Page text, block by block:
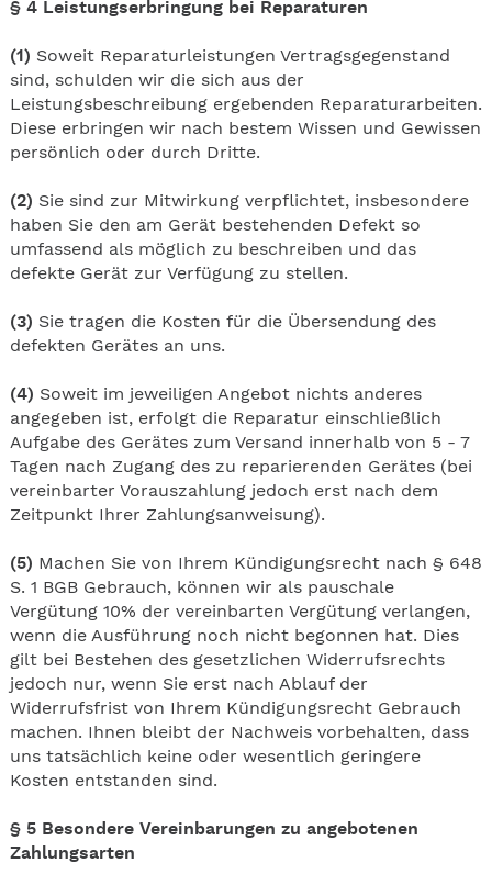
§ 4 Leistungserbringung bei Reparaturen
(1) Soweit Reparaturleistungen Vertragsgegenstand
sind, schulden wir die sich aus der
Leistungsbeschreibung ergebenden Reparaturarbeiten.
Diese erbringen wir nach bestem Wissen und Gewissen
persönlich oder durch Dritte.
(2) Sie sind zur Mitwirkung verpflichtet, insbesondere
haben Sie den am Gerät bestehenden Defekt so
umfassend als möglich zu beschreiben und das
defekte Gerät zur Verfügung zu stellen.
(3) Sie tragen die Kosten für die Übersendung des
defekten Gerätes an uns.
(4) Soweit im jeweiligen Angebot nichts anderes
angegeben ist, erfolgt die Reparatur einschließlich
Aufgabe des Gerätes zum Versand innerhalb von 5 - 7
Tagen nach Zugang des zu reparierenden Gerätes (bei
vereinbarter Vorauszahlung jedoch erst nach dem
Zeitpunkt Ihrer Zahlungsanweisung).
(5) Machen Sie von Ihrem Kündigungsrecht nach § 648
S. 1 BGB Gebrauch, können wir als pauschale
Vergütung 10% der vereinbarten Vergütung verlangen,
wenn die Ausführung noch nicht begonnen hat. Dies
gilt bei Bestehen des gesetzlichen Widerrufsrechts
jedoch nur, wenn Sie erst nach Ablauf der
Widerrufsfrist von Ihrem Kündigungsrecht Gebrauch
machen. Ihnen bleibt der Nachweis vorbehalten, dass
uns tatsächlich keine oder wesentlich geringere
Kosten entstanden sind.
§ 5 Besondere Vereinbarungen zu angebotenen
Zahlungsarten